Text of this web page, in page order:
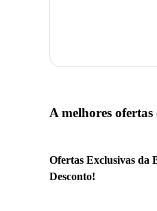
A melhores
Ofertas Exclusivas da
Desconto!